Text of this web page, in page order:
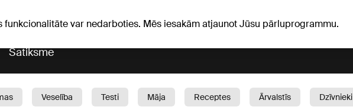
var nedarboties. Mēs iesakām atjaunot Jūsu pārluprogrammu.
Satiksme
Veselība Testi Māja Receptes Ārvalstīs Dzīvnieki